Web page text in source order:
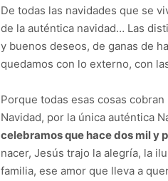
De todas las navidades que se
de la auténtica navidad… Las
y buenos deseos, de ganas de
quedamos con lo externo, con
Porque todas esas cosas
Navidad, por la única auténtica
celebramos que hace dos mil y
nacer, Jesús trajo la alegría, la
familia, ese amor que lleva a